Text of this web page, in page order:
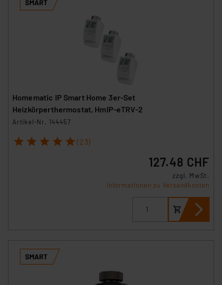
Homematic IP Smart Home 3er-Set
Heizkörperthermostat, HmIP-eTRV-2
Artikel-Nr. 144457
1 2 3 4 5 (23)
127.48 CHF
zzgl. MwSt.
Informationen zu Versandkosten